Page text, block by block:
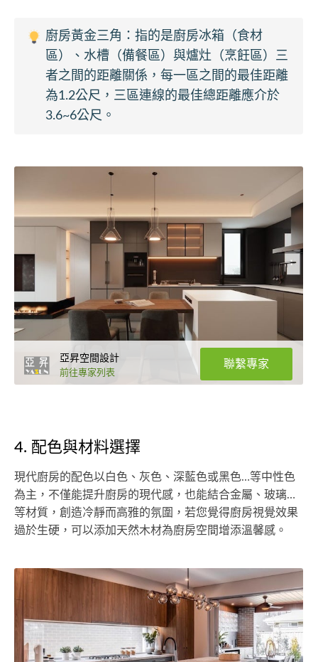
廚房黃金三角：指的是廚房冰箱（食材
區）、水槽（備餐區）與爐灶（烹飪區）三
者之間的距離關係，每一區之間的最佳距離
為1.2公尺，三區連線的最佳總距離應介於
3.6~6公尺。
亞昇空間設計
前往專家列表
聯繫專家
4. 配色與材料選擇
現代廚房的配色以白色、灰色、深藍色或黑色…等中性色
為主，不僅能提升廚房的現代感，也能結合金屬、玻璃…
等材質，創造冷靜而高雅的氛圍，若您覺得廚房視覺效果
過於生硬，可以添加天然木材為廚房空間增添溫馨感。